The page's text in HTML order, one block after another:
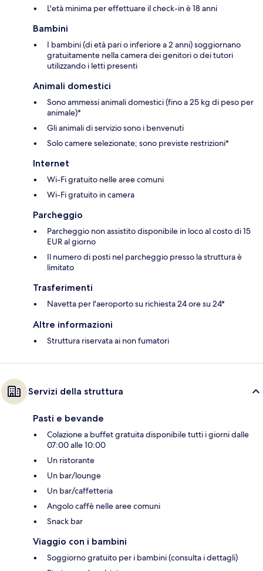
L'età minima per effettuare il check-in è 18 anni
Bambini
I bambini (di età pari o inferiore a 2 anni) soggiornano
gratuitamente nella camera dei genitori o dei tutori
utilizzando i letti presenti
Animali domestici
Sono ammessi animali domestici (fino a 25 kg di peso per
animale)*
Gli animali di servizio sono i benvenuti
Solo camere selezionate; sono previste restrizioni*
Internet
Wi-Fi gratuito nelle aree comuni
Wi-Fi gratuito in camera
Parcheggio
Parcheggio non assistito disponibile in loco al costo di 15
EUR al giorno
Il numero di posti nel parcheggio presso la struttura è
limitato
Trasferimenti
Navetta per l'aeroporto su richiesta 24 ore su 24*
Altre informazioni
Struttura riservata ai non fumatori
Servizi della struttura
Pasti e bevande
Colazione a buffet gratuita disponibile tutti i giorni dalle
07:00 alle 10:00
Un ristorante
Un bar/lounge
Un bar/caffetteria
Angolo caffè nelle aree comuni
Snack bar
Viaggio con i bambini
Soggiorno gratuito per i bambini (consulta i dettagli)